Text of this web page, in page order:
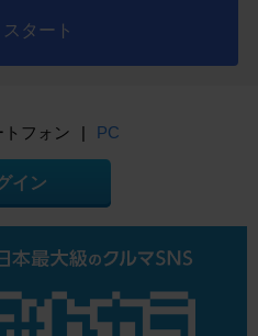
タート
トフォン | PC
イン